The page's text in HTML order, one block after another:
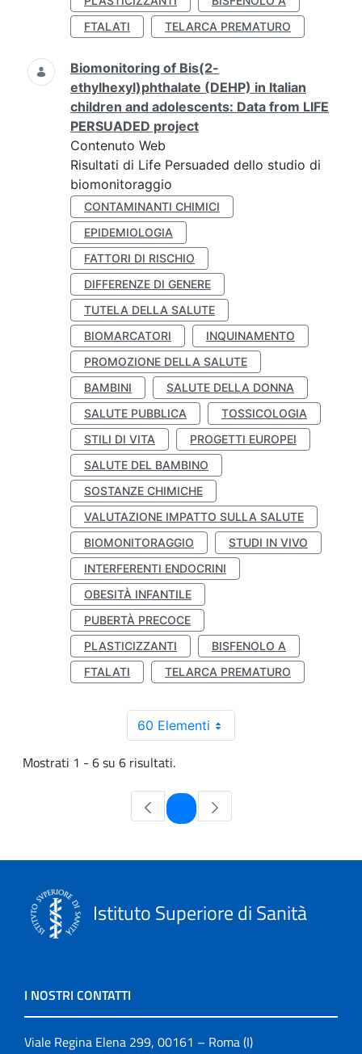
FTALATI
TELARCA PREMATURO
Biomonitoring of Bis(2-
ethylhexyl)phthalate (DEHP) in Italian
children and adolescents: Data from LIFE
PERSUADED project
Contenuto Web
Risultati di Life Persuaded dello studio di
biomonitoraggio
CONTAMINANTI CHIMICI
EPIDEMIOLOGIA
FATTORI DI RISCHIO
DIFFERENZE DI GENERE
TUTELA DELLA SALUTE
BIOMARCATORI
INQUINAMENTO
PROMOZIONE DELLA SALUTE
BAMBINI
SALUTE DELLA DONNA
SALUTE PUBBLICA
TOSSICOLOGIA
STILI DI VITA
PROGETTI EUROPEI
SALUTE DEL BAMBINO
SOSTANZE CHIMICHE
VALUTAZIONE IMPATTO SULLA SALUTE
BIOMONITORAGGIO
STUDI IN VIVO
INTERFERENTI ENDOCRINI
OBESITÀ INFANTILE
PUBERTÀ PRECOCE
PLASTICIZZANTI
BISFENOLO A
FTALATI
TELARCA PREMATURO
60 Elementi
Mostrati 1 - 6 su 6 risultati.
Pagina
Istituto Superiore di Sanità
I NOSTRI CONTATTI
Viale Regina Elena 299, 00161 – Roma (I)